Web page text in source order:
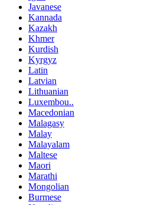
Javanese
Kannada
Kazakh
Khmer
Kurdish
Kyrgyz
Latin
Latvian
Lithuanian
Luxembou..
Macedonian
Malagasy
Malay
Malayalam
Maltese
Maori
Marathi
Mongolian
Burmese